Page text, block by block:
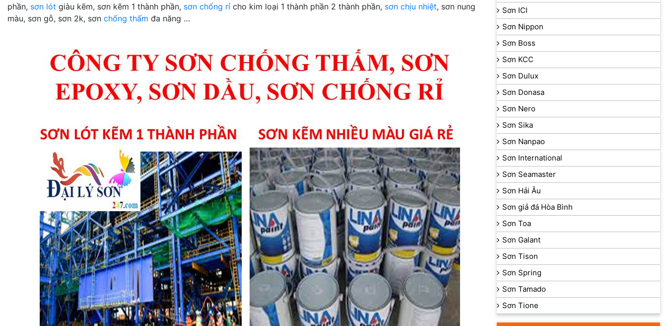
phần, sơn lót giàu kẽm, sơn kẽm 1 thành phần, sơn chống rỉ cho kim loại 1 thành phần 2 thành phần, sơn chịu nhiệt, sơn nung
màu, sơn gỗ, sơn 2k, sơn chống thấm đa năng …
Sơn ICI
Sơn Nippon
Sơn Boss
Sơn KCC
Sơn Dulux
Sơn Donasa
Sơn Nero
Sơn Sika
Sơn Nanpao
Sơn International
Sơn Seamaster
Sơn Hải Âu
Sơn giả đá Hòa Bình
Sơn Toa
Sơn Galant
Sơn Tison
Sơn Spring
Sơn Tamado
Sơn Tione